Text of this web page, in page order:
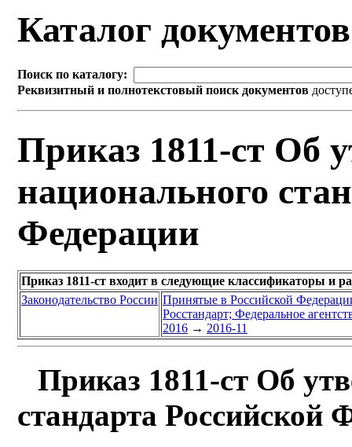
Каталог
Поиск по каталогу:
Реквизитный и полнотекстовый поиск документов
Приказ 1811-ст Об
национального
Федерации
Приказ 1811-ст входит в следующие классификаторы и
Законодательство России Принятые в Российской
Росстандарт; Федеральное
2016 → 2016-11
Приказ 1811-ст Об
стандарта Российской